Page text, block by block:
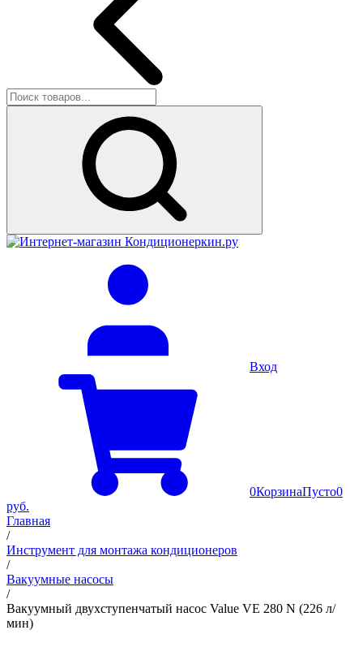
Вход
0КорзинаПусто0
руб.
Главная
/
Инструмент для монтажа кондиционеров
/
Вакуумные насосы
/
Вакуумный двухступенчатый насос Value VE 280 N (226 л/
мин)